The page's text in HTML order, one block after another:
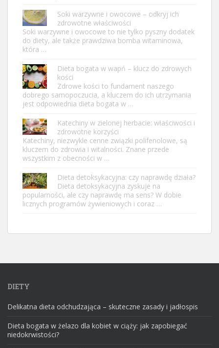
Soki warzywne i owocowe – odkryj ich
zdrowotne właściwości
Soki warzywne i owocowe to nie tylko pyszny dodatek
do diety, ale także prawdziwa bomba witaminowa,
która …
Dieta bogata w wapń – klucz do zdrowych
kości
Zdrowe kości to fundament naszego
dobrego samopoczucia, a kluczem do ich utrzymania
jest odpowiednia dieta bogata w …
Katechiny w zielonej herbacie: właściwości i
zdrowotne korzyści
Katechiny, niezwykle cenne związki polifenolowe, są
kluczem do zdrowia i witalności. Znane przede
wszystkim z obecności w …
Dieta detoksykacyjna: czy naprawdę działa?
Dieta detoksykacyjna zyskuje na
popularności, ale czy naprawdę ma sens? W dobie
licznych programów żywieniowych i coraz …
DIETY
Delikatna dieta odchudzająca – skuteczne zasady i jadłospis
Dieta bogata w żelazo dla kobiet w ciąży: jak zapobiegać
niedokrwistości?